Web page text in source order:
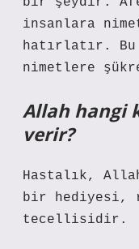
insanlara
hatırlatır.
nimetlere
Allah hangi
verir?
Hastalık,
bir hediyesi,
tecellisidir.